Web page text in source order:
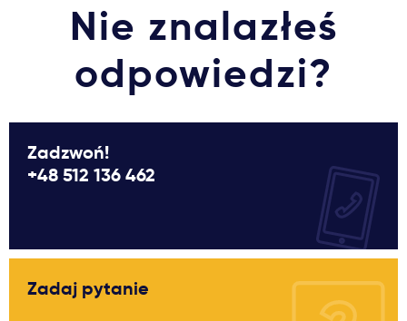
Nie znalazłeś
odpowiedzi?
Zadzwoń!
+48 512 136 462
Zadaj pytanie